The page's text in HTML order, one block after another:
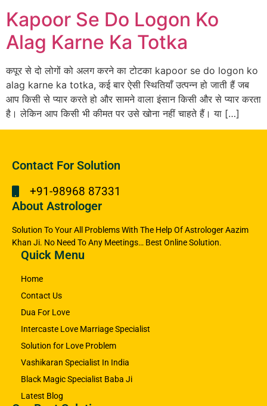
Kapoor Se Do Logon Ko
Alag Karne Ka Totka
कपूर से दो लोगों को अलग करने का टोटका kapoor se do logon ko
alag karne ka totka, कई बार ऐसी स्थितियाँ उत्पन्न हो जाती हैं जब
आप किसी से प्यार करते हो और सामने वाला इंसान किसी और से प्यार करता
है। लेकिन आप किसी भी कीमत पर उसे खोना नहीं चाहते हैं। या […]
Contact For Solution
+91-98968 87331
About Astrologer
Solution To Your All Problems With The Help Of Astrologer Aazim
Khan Ji. No Need To Any Meetings… Best Online Solution.
Quick Menu
Home
Contact Us
Dua For Love
Intercaste Love Marriage Specialist
Solution for Love Problem
Vashikaran Specialist In India
Black Magic Specialist Baba Ji
Latest Blog